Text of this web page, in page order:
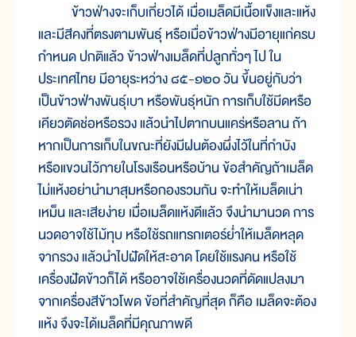
ข้าวฟ่างจะเก็บเกี่ยวได้ เมื่อเมล็ดมีเนื้อแข็งและแห้ง
และมีสีคงที่ตรงตามพันธุ์ หรือเมื่อข้าวฟ่างมีอายุแก่ครบ
กำหนด ปกติแล้ว ข้าวฟ่างเมล็ดที่ปลูกทั่วๆ ไป ใน
ประเทศไทย มีอายุระหว่าง ๘๕-๑๒๐ วัน ขึ้นอยู่กับว่า
เป็นข้าวฟ่างพันธุ์เบา หรือพันธุ์หนัก การเก็บใช้มีดหรือ
เคียวตัดช่อหรือรวง แล้วนำไปตากบนแคร่หรือลาน ถ้า
หากเป็นการเก็บในขณะที่ยังมีฝนต้องผึ่งไว้ในที่กำบัง
หรือแขวนไว้ภายในโรงเรือนหรือบ้าน ข้อสำคัญถ้าเมล็ด
ไม่แห้งอย่านำมาสุมหรือกองรวมกัน จะทำให้เมล็ดเน่า
เหม็น และเสียง่าย เมื่อเมล็ดแห้งดีแล้ว จึงนำมานวด การ
นวดอาจใช้ไม้ทุบ หรือใช้รถแทรกเตอร์ย่ำให้เมล็ดหลุด
จากรวง แล้วนำไปฝัดให้สะอาด โดยใช้แรงคน หรือใช้
เครื่องฝัดข้าวก็ได้ หรืออาจใช้เครื่องนวดที่ดัดแปลงมา
จากเครื่องสีข้าวโพด ข้อที่สำคัญที่สุด ก็คือ เมล็ดจะต้อง
แห้ง จึงจะได้เมล็ดที่มีคุณภาพดี